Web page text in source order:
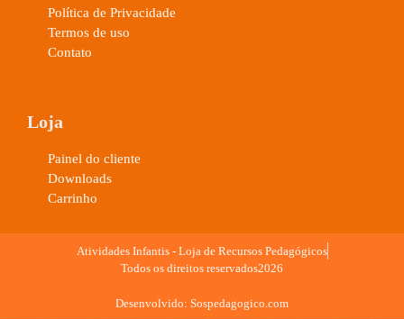
Política de Privacidade
Termos de uso
Contato
Loja
Painel do cliente
Downloads
Carrinho
Atividades Infantis - Loja de Recursos Pedagógicos
Todos os direitos reservados2026
Desenvolvido: Sospedagogico.com